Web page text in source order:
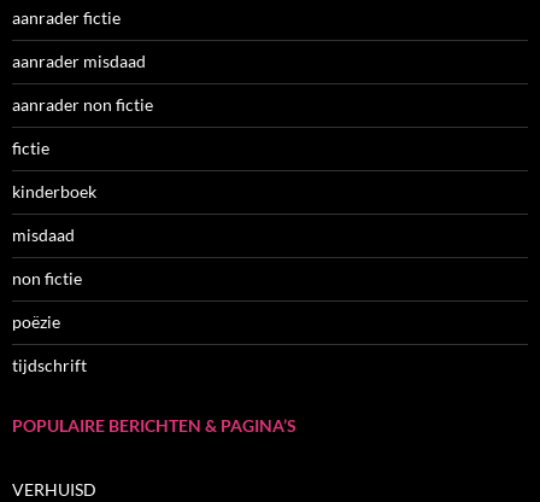
aanrader fictie
aanrader misdaad
aanrader non fictie
fictie
kinderboek
misdaad
non fictie
poëzie
tijdschrift
POPULAIRE BERICHTEN & PAGINA’S
VERHUISD